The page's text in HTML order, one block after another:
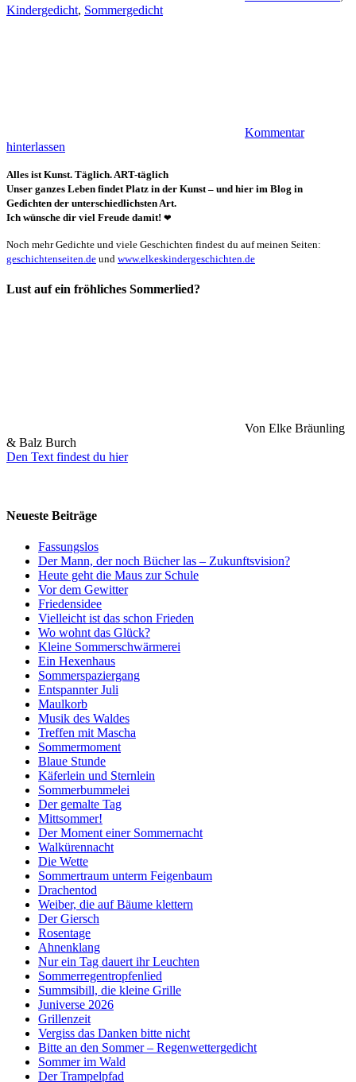
Kindergedicht, Sommergedicht
Kommentar
hinterlassen
Alles ist Kunst. Täglich. ART-täglich
Unser ganzes Leben findet Platz in der Kunst – und hier im Blog in
Gedichten der unterschiedlichsten Art.
Ich wünsche dir viel Freude damit! ❤
Noch mehr Gedichte und viele Geschichten findest du auf meinen Seiten:
geschichtenseiten.de und www.elkeskindergeschichten.de
Lust auf ein fröhliches Sommerlied?
Von Elke Bräunling
& Balz Burch
Den Text findest du hier
Neueste Beiträge
Fassungslos
Der Mann, der noch Bücher las – Zukunftsvision?
Heute geht die Maus zur Schule
Vor dem Gewitter
Friedensidee
Vielleicht ist das schon Frieden
Wo wohnt das Glück?
Kleine Sommerschwärmerei
Ein Hexenhaus
Sommerspaziergang
Entspannter Juli
Maulkorb
Musik des Waldes
Treffen mit Mascha
Sommermoment
Blaue Stunde
Käferlein und Sternlein
Sommerbummelei
Der gemalte Tag
Mittsommer!
Der Moment einer Sommernacht
Walkürennacht
Die Wette
Sommertraum unterm Feigenbaum
Drachentod
Weiber, die auf Bäume klettern
Der Giersch
Rosentage
Ahnenklang
Nur ein Tag dauert ihr Leuchten
Sommerregentropfenlied
Summsibill, die kleine Grille
Juniverse 2026
Grillenzeit
Vergiss das Danken bitte nicht
Bitte an den Sommer – Regenwettergedicht
Sommer im Wald
Der Trampelpfad